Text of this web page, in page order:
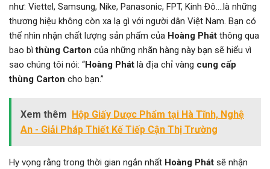
như: Viettel, Samsung, Nike, Panasonic, FPT, Kinh Đô….là những
thương hiệu không còn xa lạ gì với người dân Việt Nam. Bạn có
thể nhìn nhận chất lượng sản phẩm của Hoàng Phát thông qua
bao bìthùng Carton của những nhãn hàng này bạn sẽ hiểu vì
sao chúng tôi nói: “Hoàng Phát là địa chỉ vàng cung cấp
thùng Carton cho bạn.”
Xem thêm
Hộp Giấy Dược Phẩm tại Hà Tĩnh, Nghệ
An - Giải Pháp Thiết Kế Tiếp Cận Thị Trường
Hy vọng rằng trong thời gian ngắn nhất Hoàng Phát sẽ nhận